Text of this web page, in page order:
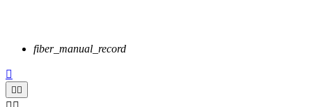
fiber_manual_record

